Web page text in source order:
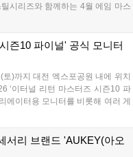
시리즈와 함께하는 4월 에임 마스
이벤트는 스틸시리즈 GG 소프트
어록스 3 무선 Gen 2 게이밍 마우
Pro 밸런스 게이밍 마우스패드
이다....
즌10 파이널' 공식 모니터
)까지 대전 엑스포공원 내에 위치
‘이터널 리턴 마스터즈 시즌10 파
에이터용 모니터를 비롯해 여러 게
하고 체험할 수 있는 부스를 운영
G274F'의 후속 히트 제품이다.
린 '아크 월드 투어 2026'에서도 e
서리 브랜드 'AUKEY(아오